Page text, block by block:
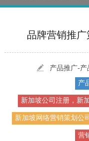
实体门店如何做网络推广吸引客户，实体店网络
品牌营销推
产品推广-产
产
新加坡公司注册，新
新加坡网络营销策划公
营